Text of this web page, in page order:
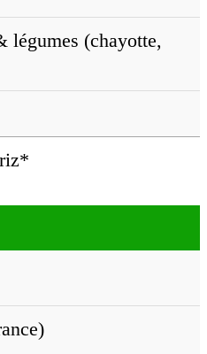
légumes (chayotte,